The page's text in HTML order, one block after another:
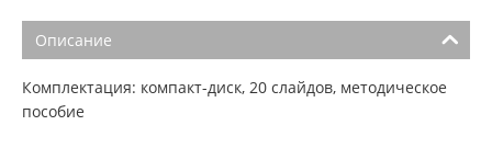
Описание
Комплектация: компакт-диск, 20 слайдов, методическое
пособие